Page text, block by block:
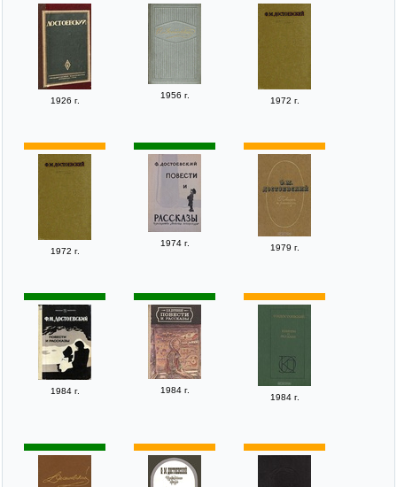
1926 г.
1956 г.
1972 г.
1972 г.
1974 г. 1979 г.
1984 г. 1984 г.
1984 г.